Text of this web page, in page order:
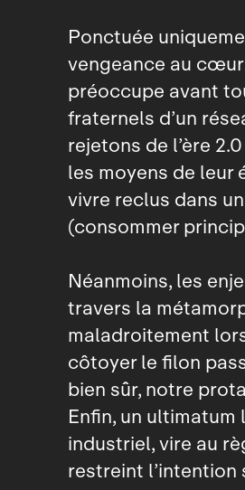
Ponctuée
vengeance au
préoccupe avant
fraternels d’un
rejetons de l’ère
les moyens de
vivre reclus dans
(consommer
Néanmoins, les
travers la
maladroitement
côtoyer le filon
bien sûr, notre
Enfin, un ultimatum
industriel, vire au
restreint